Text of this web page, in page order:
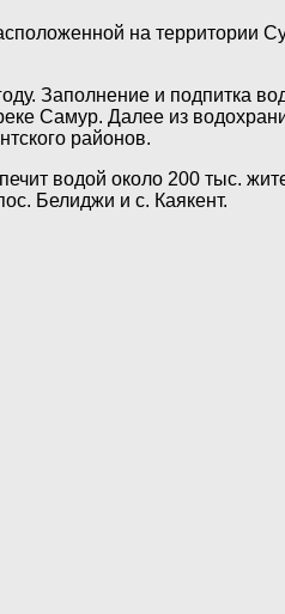
на территории
Заполнение и подпитка
Самур. Далее из
районов.
водой около 200 тыс.
Белиджи и с. Каякент.